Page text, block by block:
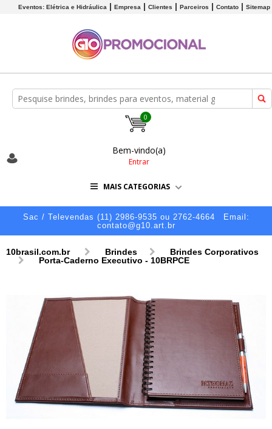
Eventos: Elétrica e Hidráulica Empresa Clientes Parceiros Contato Sitemap
0
Bem-vindo(a)
Entrar
MAIS CATEGORIAS
Sac / Televendas (11) 2986-9535 ou 2762-4664
Email:
contato@g10.art.br
10brasil.com.br Brindes
Brindes Corporativos
Porta-Caderno Executivo - 10BRPCE